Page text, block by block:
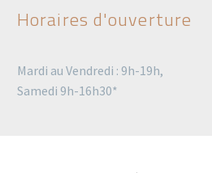
Horaires d'ouverture
Mardi au Vendredi : 9h-19h,
Samedi 9h-16h30*